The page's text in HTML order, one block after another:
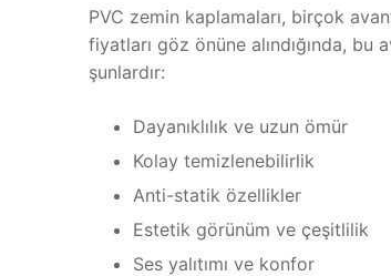
PVC zemin kaplamaları, birçok
fiyatları göz önüne alındığında,
şunlardır:
Dayanıklılık ve uzun ömür
Kolay temizlenebilirlik
Anti-statik özellikler
Estetik görünüm ve çeşitlilik
Ses yalıtımı ve konfor